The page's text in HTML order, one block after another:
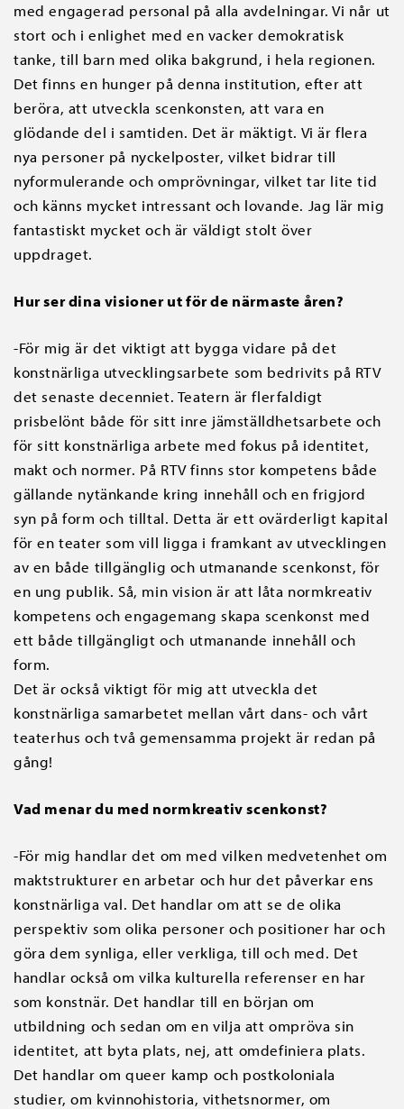
med engagerad personal på alla avdelningar. Vi når ut
stort och i enlighet med en vacker demokratisk
tanke, till barn med olika bakgrund, i hela regionen.
Det finns en hunger på denna institution, efter att
beröra, att utveckla scenkonsten, att vara en
glödande del i samtiden. Det är mäktigt. Vi är flera
nya personer på nyckelposter, vilket bidrar till
nyformulerande och omprövningar, vilket tar lite tid
och känns mycket intressant och lovande. Jag lär mig
fantastiskt mycket och är väldigt stolt över
uppdraget.
Hur ser dina visioner ut för de närmaste åren?
-För mig är det viktigt att bygga vidare på det
konstnärliga utvecklingsarbete som bedrivits på RTV
det senaste decenniet. Teatern är flerfaldigt
prisbelönt både för sitt inre jämställdhetsarbete och
för sitt konstnärliga arbete med fokus på identitet,
makt och normer. På RTV finns stor kompetens både
gällande nytänkande kring innehåll och en frigjord
syn på form och tilltal. Detta är ett ovärderligt kapital
för en teater som vill ligga i framkant av utvecklingen
av en både tillgänglig och utmanande scenkonst, för
en ung publik. Så, min vision är att låta normkreativ
kompetens och engagemang skapa scenkonst med
ett både tillgängligt och utmanande innehåll och
form.
Det är också viktigt för mig att utveckla det
konstnärliga samarbetet mellan vårt dans- och vårt
teaterhus och två gemensamma projekt är redan på
gång!
Vad menar du med normkreativ scenkonst?
-För mig handlar det om med vilken medvetenhet om
maktstrukturer en arbetar och hur det påverkar ens
konstnärliga val. Det handlar om att se de olika
perspektiv som olika personer och positioner har och
göra dem synliga, eller verkliga, till och med. Det
handlar också om vilka kulturella referenser en har
som konstnär. Det handlar till en början om
utbildning och sedan om en vilja att ompröva sin
identitet, att byta plats, nej, att omdefiniera plats.
Det handlar om queer kamp och postkoloniala
studier, om kvinnohistoria, vithetsnormer, om